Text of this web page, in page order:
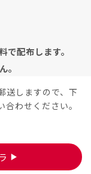
配布します。
。
送しますので、下
わせください。